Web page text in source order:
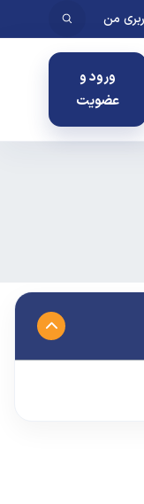
من
ورود و
عضویت